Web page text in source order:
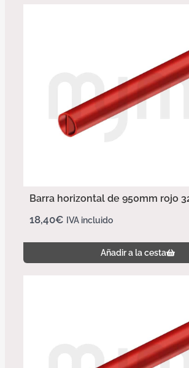
Barra horizontal de 950mm rojo
18,40€ IVA incluido
Añadir a la cesta